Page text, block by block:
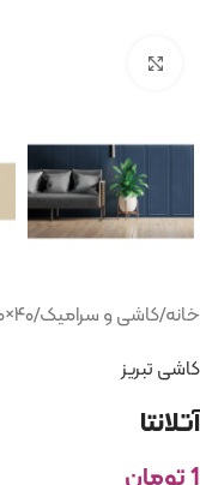
خانه/کاشی و سرامیک/۴۰×۱۲۰
کاشی تبریز
آتلانتا
1تومان